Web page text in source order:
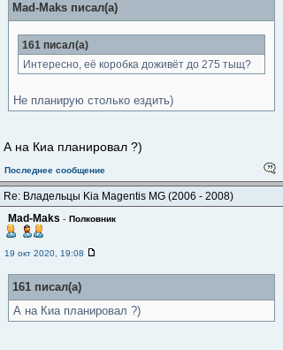
Mad-Maks писал(а)
161 писал(а)
Интересно, её коробка доживёт до 275 тыщ?
Не планирую столько ездить)
А на Киа планировал ?)
Последнее сообщение
Re: Владельцы Kia Magentis MG (2006 - 2008)
Mad-Maks - Полковник
19 окт 2020, 19:08
161 писал(а)
А на Киа планировал ?)